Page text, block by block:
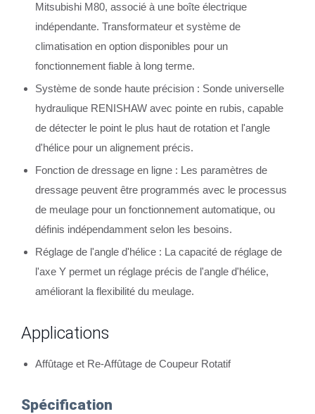
Mitsubishi M80, associé à une boîte électrique
indépendante. Transformateur et système de
climatisation en option disponibles pour un
fonctionnement fiable à long terme.
Système de sonde haute précision : Sonde universelle
hydraulique RENISHAW avec pointe en rubis, capable
de détecter le point le plus haut de rotation et l'angle
d'hélice pour un alignement précis.
Fonction de dressage en ligne : Les paramètres de
dressage peuvent être programmés avec le processus
de meulage pour un fonctionnement automatique, ou
définis indépendamment selon les besoins.
Réglage de l'angle d'hélice : La capacité de réglage de
l'axe Y permet un réglage précis de l'angle d'hélice,
améliorant la flexibilité du meulage.
Applications
Affûtage et Re-Affûtage de Coupeur Rotatif
Spécification